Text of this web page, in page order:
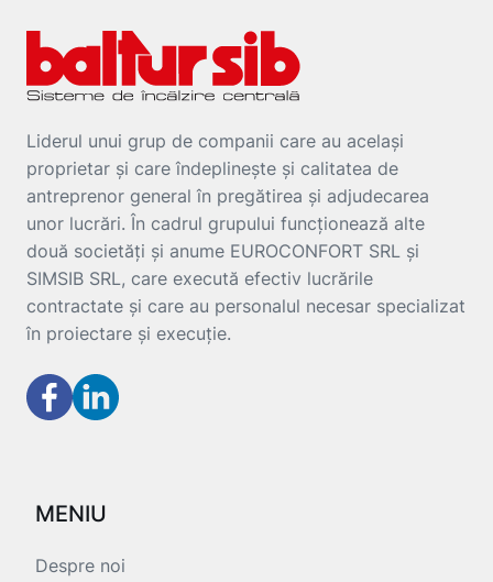
Liderul unui grup de companii care au același
proprietar și care îndeplinește și calitatea de
antreprenor general în pregătirea și adjudecarea
unor lucrări. În cadrul grupului funcționează alte
două societăți și anume EUROCONFORT SRL și
SIMSIB SRL, care execută efectiv lucrările
contractate și care au personalul necesar specializat
în proiectare și execuție.
MENIU
Despre noi